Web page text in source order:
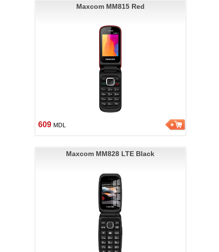
Maxcom MM815 Red
609 MDL
Maxcom MM828 LTE Black